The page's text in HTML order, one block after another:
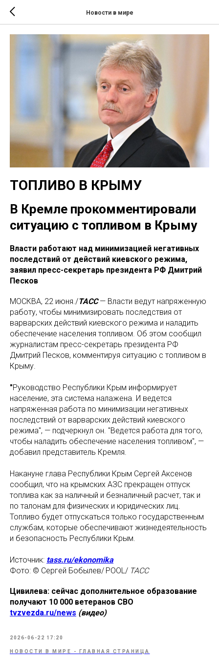
Новости в мире
ТОПЛИВО В КРЫМУ
В Кремле прокомментировали
ситуацию с топливом в Крыму
Власти работают над минимизацией негативных
последствий от действий киевского режима,
заявил пресс-секретарь президента РФ Дмитрий
Песков
МОСКВА, 22 июня./ТАСС— Власти ведут напряженную
работу, чтобы минимизировать последствия от
варварских действий киевского режима и наладить
обеспечение населения топливом. Об этом сообщил
журналистам пресс-секретарь президента РФ
Дмитрий Песков, комментируя ситуацию с топливом в
Крыму.
"Руководство Республики Крым информирует
население, эта система налажена. И ведется
напряженная работа по минимизации негативных
последствий от варварских действий киевского
режима", — подчеркнул он. "Ведется работа для того,
чтобы наладить обеспечение населения топливом", —
добавил представитель Кремля.
Накануне глава Республики Крым Сергей Аксенов
сообщил, что на крымских АЗС прекращен отпуск
топлива как за наличный и безналичный расчет, так и
по талонам для физических и юридических лиц.
Топливо будет отпускаться только государственным
службам, которые обеспечивают жизнедеятельность
и безопасность Республики Крым.
Источник: tass.ru/ekonomika
Фото: © Сергей Бобылев/ POOL/ ТАСС
Цивилева: сейчас дополнительное образование
получают 10 000 ветеранов СВО
tvzvezda.ru/news (видео)
2026-06-22 17:20
НОВОСТИ В МИРЕ - ГЛАВНАЯ СТРАНИЦА